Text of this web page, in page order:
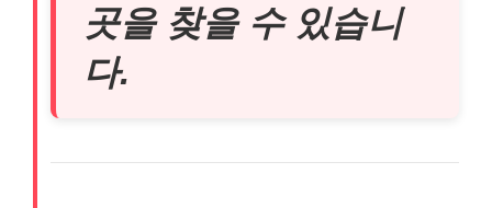
곳을 찾을 수 있습니
다.